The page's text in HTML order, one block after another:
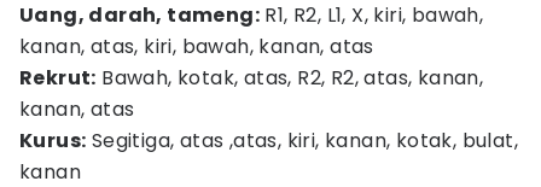
Uang, darah, tameng: R1, R2, L1, X, kiri, bawah,
kanan, atas, kiri, bawah, kanan, atas
Rekrut: Bawah, kotak, atas, R2, R2, atas, kanan,
kanan, atas
Kurus: Segitiga, atas ,atas, kiri, kanan, kotak, bulat,
kanan